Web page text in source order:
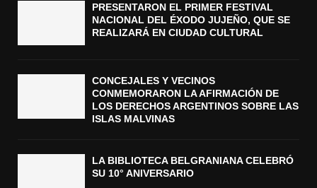
PRESENTARON EL PRIMER FESTIVAL
NACIONAL DEL ÉXODO JUJEÑO, QUE SE
REALIZARÁ EN CIUDAD CULTURAL
CONCEJALES Y VECINOS
CONMEMORARON LA AFIRMACIÓN DE
LOS DERECHOS ARGENTINOS SOBRE LAS
ISLAS MALVINAS
LA BIBLIOTECA BELGRANIANA CELEBRÓ
SU 10° ANIVERSARIO